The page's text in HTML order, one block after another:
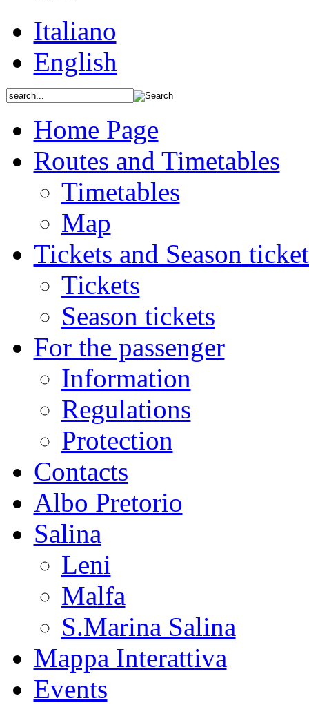
Italiano
English
Home Page
Routes and Timetables
Timetables
Map
Tickets and Season
Tickets
Season tickets
For the passenger
Information
Regulations
Protection
Contacts
Albo Pretorio
Salina
Leni
Malfa
S.Marina Salina
Mappa Interattiva
Events